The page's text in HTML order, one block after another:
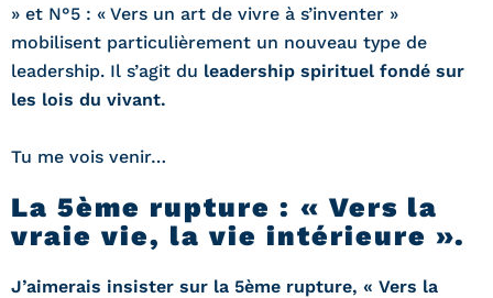
» et N°5 : « Vers un art de vivre à s’inventer »
mobilisent particulièrement un nouveau type de
leadership. Il s’agit du leadership spirituel fondé sur
les lois du vivant.
Tu me vois venir…
La 5ème rupture : « Vers la
vraie vie, la vie intérieure ».
J’aimerais insister sur la 5ème rupture, « Vers la